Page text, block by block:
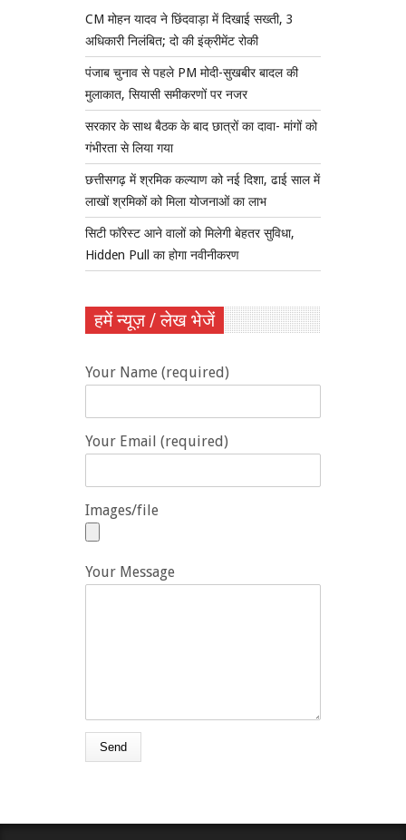
CM मोहन यादव ने छिंदवाड़ा में दिखाई सख्ती, 3
अधिकारी निलंबित; दो की इंक्रीमेंट रोकी
पंजाब चुनाव से पहले PM मोदी-सुखबीर बादल की
मुलाकात, सियासी समीकरणों पर नजर
सरकार के साथ बैठक के बाद छात्रों का दावा- मांगों को
गंभीरता से लिया गया
छत्तीसगढ़ में श्रमिक कल्याण को नई दिशा, ढाई साल में
लाखों श्रमिकों को मिला योजनाओं का लाभ
सिटी फॉरेस्ट आने वालों को मिलेगी बेहतर सुविधा,
Hidden Pull का होगा नवीनीकरण
हमें न्यूज़ / लेख भेजें
Your Name (required)
Your Email (required)
Images/file
Your Message